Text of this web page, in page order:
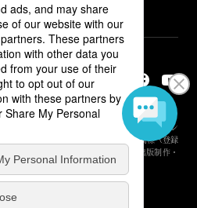
・電子書籍配信サービスが、著作権者からコン
版配信サービスであることを示す登録商標（登録
詳しくは［ABJマーク］または［電子出版制作・
ださい。